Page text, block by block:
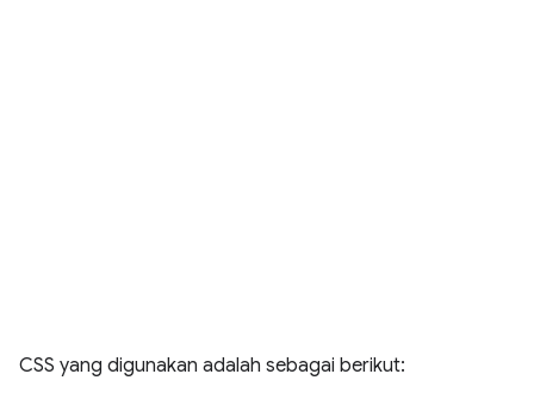
CSS yang digunakan adalah sebagai berikut: